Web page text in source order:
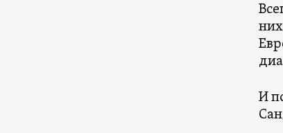
И